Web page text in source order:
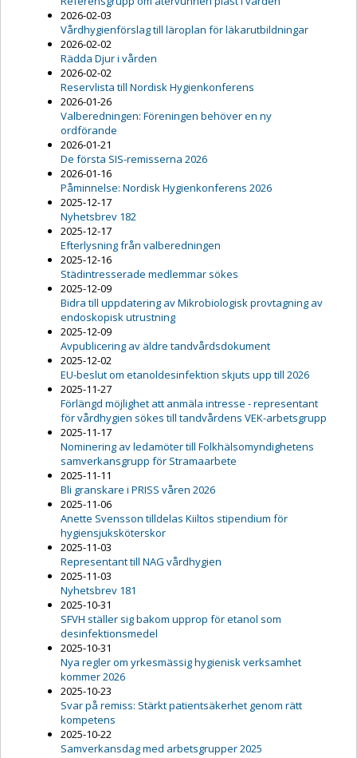
2026-02-03
Vårdhygienförslag till läroplan för läkarutbildningar
2026-02-02
Rädda Djur i vården
2026-02-02
Reservlista till Nordisk Hygienkonferens
2026-01-26
Valberedningen: Föreningen behöver en ny
ordförande
2026-01-21
De första SIS-remisserna 2026
2026-01-16
Påminnelse: Nordisk Hygienkonferens 2026
2025-12-17
Nyhetsbrev 182
2025-12-17
Efterlysning från valberedningen
2025-12-16
Städintresserade medlemmar sökes
2025-12-09
Bidra till uppdatering av Mikrobiologisk provtagning av
endoskopisk utrustning
2025-12-09
Avpublicering av äldre tandvårdsdokument
2025-12-02
EU-beslut om etanoldesinfektion skjuts upp till 2026
2025-11-27
Förlängd möjlighet att anmäla intresse - representant
för vårdhygien sökes till tandvårdens VEK-arbetsgrupp
2025-11-17
Nominering av ledamöter till Folkhälsomyndighetens
samverkansgrupp för Stramaarbete
2025-11-11
Bli granskare i PRISS våren 2026
2025-11-06
Anette Svensson tilldelas Kiiltos stipendium för
hygiensjuksköterskor
2025-11-03
Representant till NAG vårdhygien
2025-11-03
Nyhetsbrev 181
2025-10-31
SFVH ställer sig bakom upprop för etanol som
desinfektionsmedel
2025-10-31
Nya regler om yrkesmässig hygienisk verksamhet
kommer 2026
2025-10-23
Svar på remiss: Stärkt patientsäkerhet genom rätt
kompetens
2025-10-22
Samverkansdag med arbetsgrupper 2025